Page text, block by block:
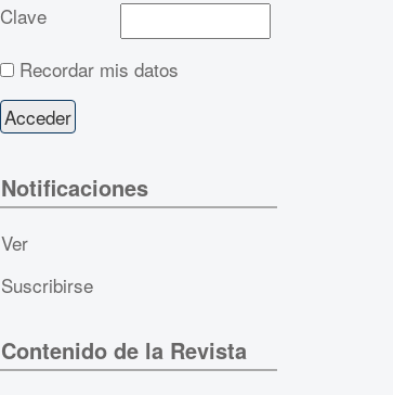
Clave
Recordar mis datos
Notificaciones
Ver
Suscribirse
Contenido de la Revista